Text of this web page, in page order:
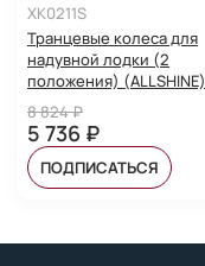
XK0211S
Транцевые колеса для
надувной лодки (2
положения) (ALLSHINE)
8 824 ₽
5 736 ₽
ПОДПИСАТЬСЯ